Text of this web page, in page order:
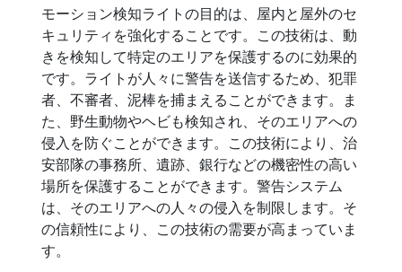
モーション検知ライトの目的は、屋内と屋外のセ
キュリティを強化することです。この技術は、動
きを検知して特定のエリアを保護するのに効果的
です。ライトが人々に警告を送信するため、犯罪
者、不審者、泥棒を捕まえることができます。ま
た、野生動物やヘビも検知され、そのエリアへの
侵入を防ぐことができます。この技術により、治
安部隊の事務所、遺跡、銀行などの機密性の高い
場所を保護することができます。警告システム
は、そのエリアへの人々の侵入を制限します。そ
の信頼性により、この技術の需要が高まっていま
す。